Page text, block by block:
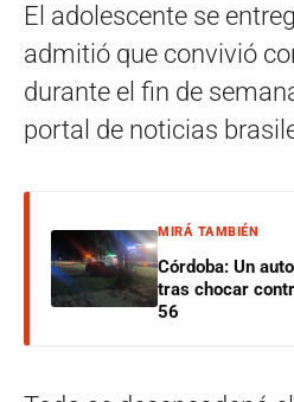
El adolescente se
admitió que convivió
durante el fin de
portal de noticias
MIRÁ TAMBIÉN
Córdoba: Un
tras chocar
56